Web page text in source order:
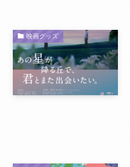
映画グッズ